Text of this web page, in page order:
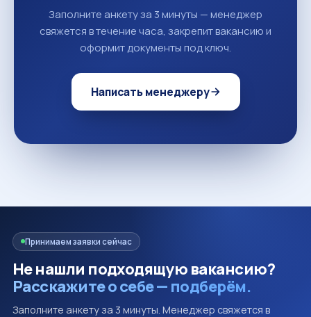
Заполните анкету за 3 минуты — менеджер
свяжется в течение часа, закрепит вакансию и
оформит документы под ключ.
Написать менеджеру
Принимаем заявки сейчас
Не нашли подходящую вакансию?
Расскажите о себе — подберём.
Заполните анкету за 3 минуты. Менеджер свяжется в